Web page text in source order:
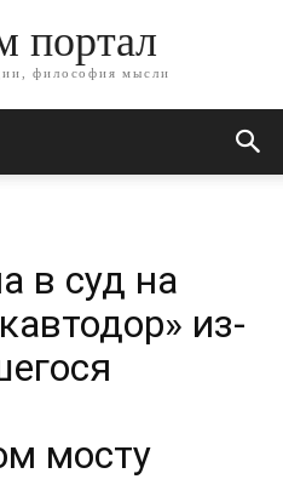
портал
философия мысли
в суд на
из-
мосту